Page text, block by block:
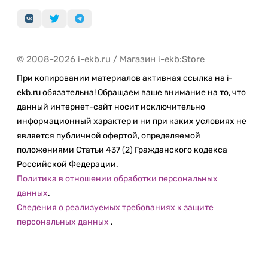
© 2008-2026 i-ekb.ru / Магазин i-ekb:Store
При копировании материалов активная ссылка на i-
ekb.ru обязательна! Обращаем ваше внимание на то, что
данный интернет-сайт носит исключительно
информационный характер и ни при каких условиях не
является публичной офертой, определяемой
положениями Статьи 437 (2) Гражданского кодекса
Российской Федерации.
Политика в отношении обработки персональных
данных.
Сведения о реализуемых требованиях к защите
персональных данных .